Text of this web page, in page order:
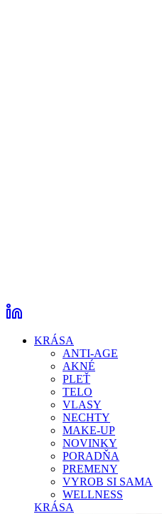
KRÁSA
ANTI-AGE
AKNÉ
PLEŤ
TELO
VLASY
NECHTY
MAKE-UP
NOVINKY
PORADŇA
PREMENY
VYROB SI SAMA
WELLNESS
KRÁSA